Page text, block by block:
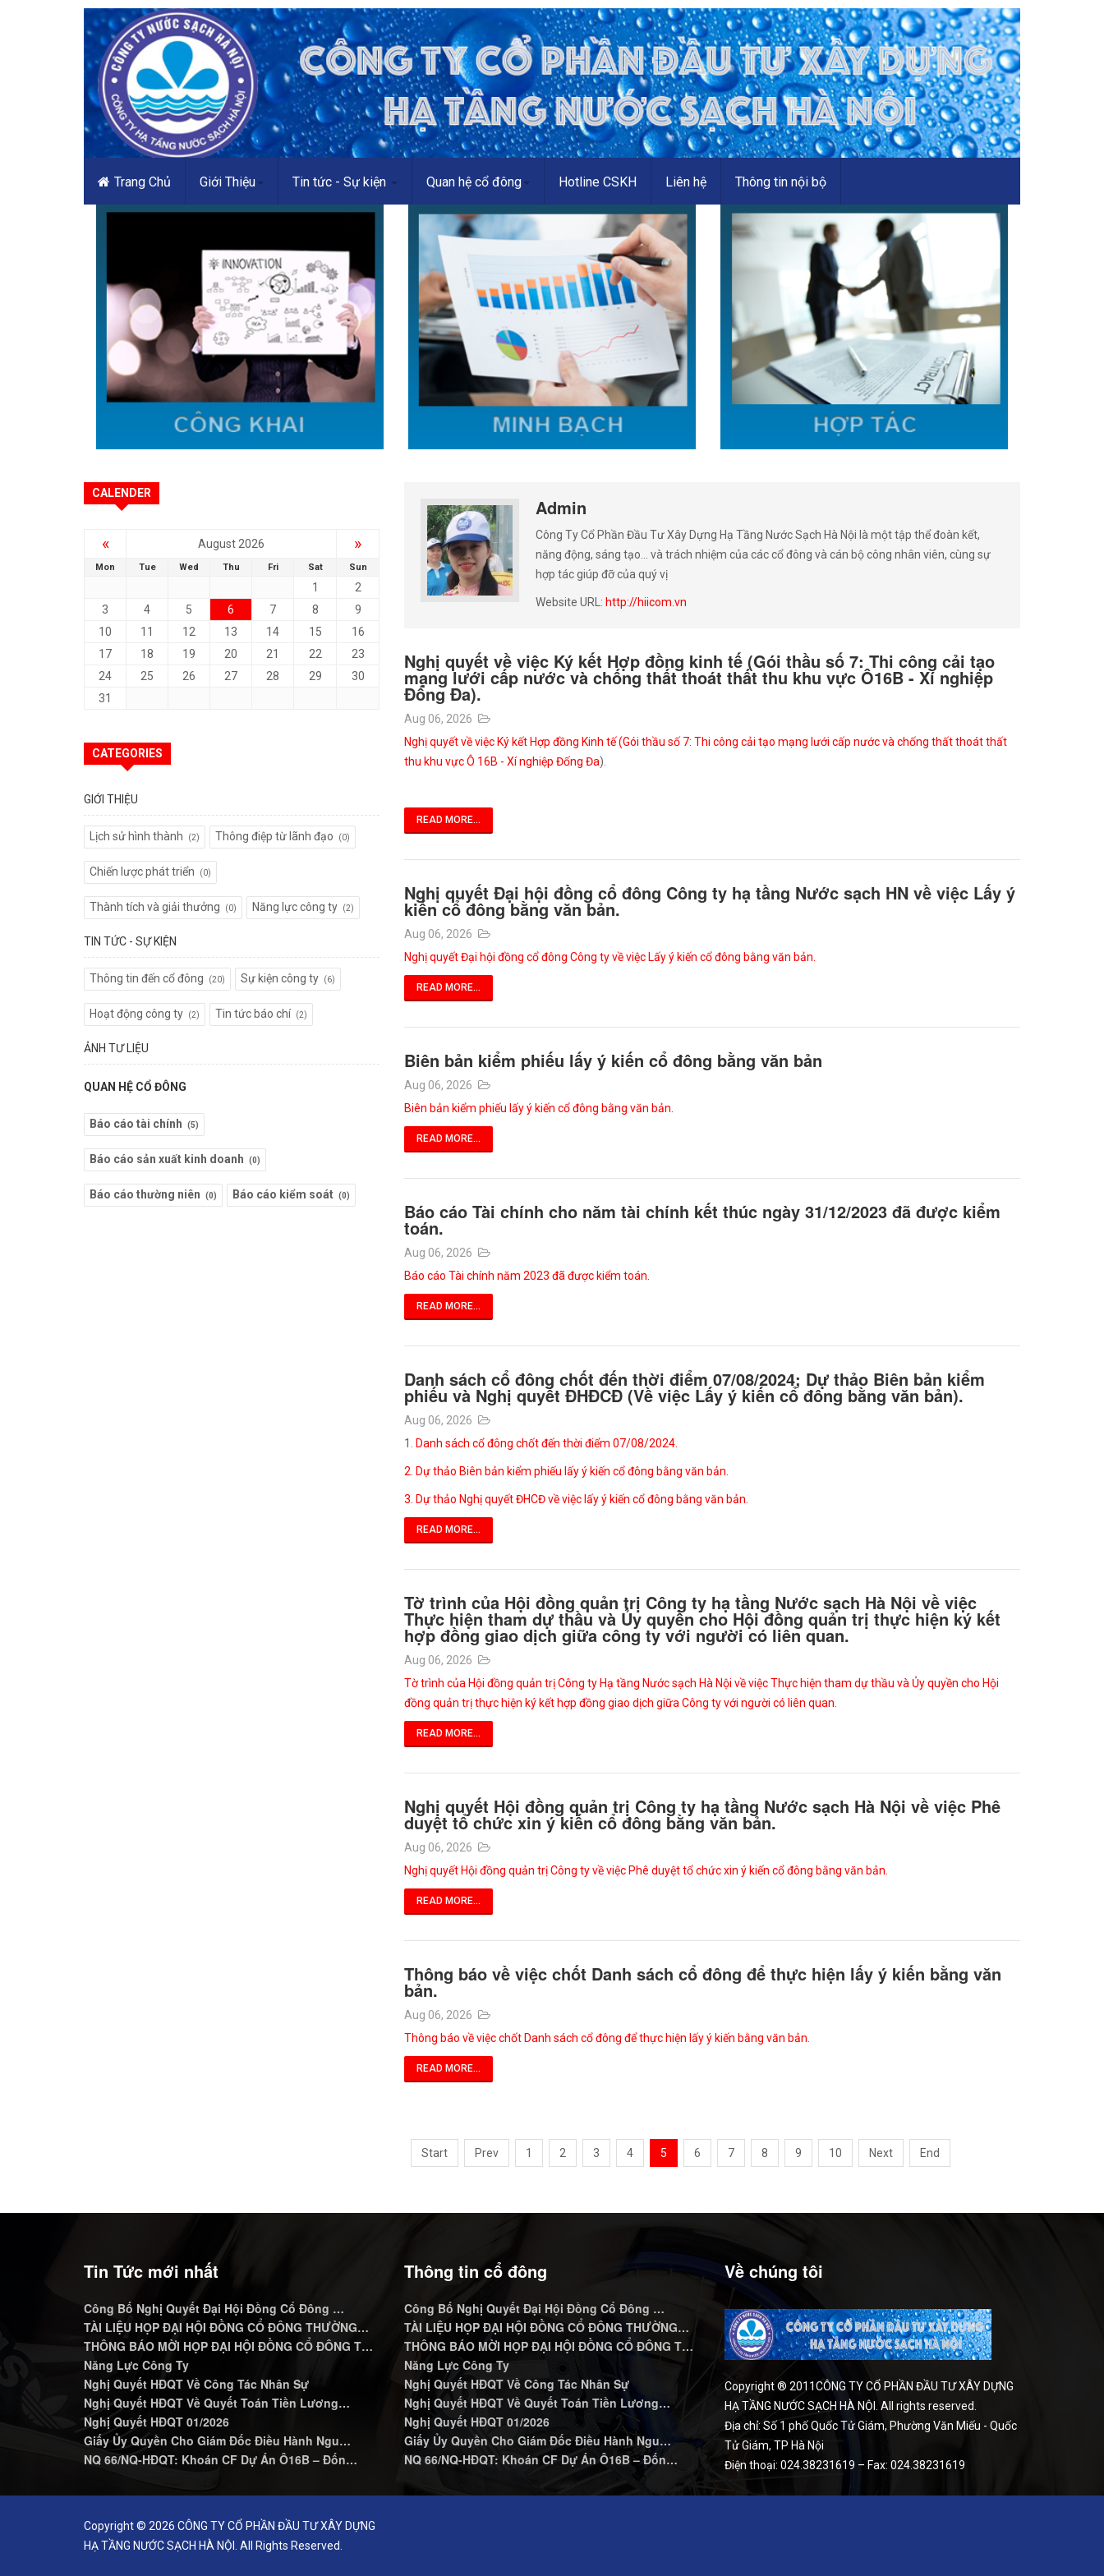
Trang Chủ Giới Thiệu Tin tức - Sự kiện Quan hệ cổ đông Hotline CSKH Liên hệ Thông tin nội bộ
Admin
Công Ty Cổ Phần Đầu Tư Xây Dựng Hạ Tầng Nước Sạch Hà Nội là một tập thể đoàn kết,
năng động, sáng tạo… và trách nhiệm của các cổ đông và cán bộ công nhân viên, cùng sự
hợp tác giúp đỡ của quý vị
Website URL: http://hiicom.vn
Nghị quyết về việc Ký kết Hợp đồng kinh tế (Gói thầu số 7: Thi công cải tạo
mạng lưới cấp nước và chống thất thoát thất thu khu vực Ô16B - Xí nghiệp
Đống Đa).
Aug 06, 2026
Nghị quyết về việc Ký kết Hợp đồng Kinh tế (Gói thầu số 7: Thi công cải tạo mạng lưới cấp nước và chống thất thoát thất
thu khu vực Ô 16B - Xí nghiệp Đống Đa).
READ MORE...
Nghị quyết Đại hội đồng cổ đông Công ty hạ tầng Nước sạch HN về việc Lấy ý
kiến cổ đông bằng văn bản.
Aug 06, 2026
Nghị quyết Đại hội đồng cổ đông Công ty về việc Lấy ý kiến cổ đông bằng văn bản.
READ MORE...
Biên bản kiểm phiếu lấy ý kiến cổ đông bằng văn bản
Aug 06, 2026
Biên bản kiểm phiếu lấy ý kiến cổ đông bằng văn bản.
READ MORE...
Báo cáo Tài chính cho năm tài chính kết thúc ngày 31/12/2023 đã được kiểm
toán.
Aug 06, 2026
Báo cáo Tài chính năm 2023 đã được kiểm toán.
READ MORE...
Danh sách cổ đông chốt đến thời điểm 07/08/2024; Dự thảo Biên bản kiểm
phiếu và Nghị quyết ĐHĐCĐ (Về việc Lấy ý kiến cổ đông bằng văn bản).
Aug 06, 2026
1.
Danh sách cổ đông chốt đến thời điểm 07/08/2024.
2. Dự thảo Biên bản kiểm phiếu lấy ý kiến cổ đông bằng văn bản.
3. Dự thảo Nghị quyết ĐHCĐ về việc lấy ý kiến cổ đông bằng văn bản.
READ MORE...
Tờ trình của Hội đồng quản trị Công ty hạ tầng Nước sạch Hà Nội về việc
Thực hiện tham dự thầu và Ủy quyền cho Hội đồng quản trị thực hiện ký kết
hợp đồng giao dịch giữa công ty với người có liên quan.
Aug 06, 2026
Tờ trình của Hội đồng quản trị Công ty Hạ tầng Nước sạch Hà Nội về việc Thực hiện tham dự thầu và Ủy quyền cho Hội
đồng quản trị thực hiện ký kết hợp đồng giao dịch giữa Công ty với người có liên quan.
READ MORE...
Nghị quyết Hội đồng quản trị Công ty hạ tầng Nước sạch Hà Nội về việc Phê
duyệt tổ chức xin ý kiến cổ đông bằng văn bản.
Aug 06, 2026
Nghị quyết Hội đồng quản trị Công ty về việc Phê duyệt tổ chức xin ý kiến cổ đông bằng văn bản.
READ MORE...
Thông báo về việc chốt Danh sách cổ đông để thực hiện lấy ý kiến bằng văn
bản.
Aug 06, 2026
Thông báo về việc chốt Danh sách cổ đông để thực hiện lấy ý kiến bằng văn bản.
READ MORE...
Start Prev 1 2 3 4 5 6 7 8 9 10 Next End
CALENDER
« August 2026 »
Mon Tue Wed Thu Fri Sat Sun
1
2
3
4 5 6 7 8
9
10
11 12 13 14 15
16
17
18 19 20 21 22
23
24
25 26 27 28 29
30
31
CATEGORIES
GIỚI THIỆU
Lịch sử hình thành (2) Thông điệp từ lãnh đạo (0)
Chiến lược phát triển (0)
Thành tích và giải thưởng (0) Năng lực công ty (2)
TIN TỨC - SỰ KIỆN
Thông tin đến cổ đông (20) Sự kiện công ty (6)
Hoạt động công ty (2) Tin tức báo chí (2)
ẢNH TƯ LIỆU
QUAN HỆ CỔ ĐÔNG
Báo cáo tài chính (5)
Báo cáo sản xuất kinh doanh (0)
Báo cáo thường niên (0) Báo cáo kiểm soát (0)
Tin Tức mới nhất
Công Bố Nghị Quyết Đại Hội Đồng Cổ Đông …
TÀI LIỆU HỌP ĐẠI HỘI ĐỒNG CỔ ĐÔNG THƯỜNG…
THÔNG BÁO MỜI HỌP ĐẠI HỘI ĐỒNG CỔ ĐÔNG T…
Năng Lực Công Ty
Nghị Quyết HĐQT Về Công Tác Nhân Sự
Nghị Quyết HĐQT Về Quyết Toán Tiền Lương…
Nghị Quyết HĐQT 01/2026
Giấy Ủy Quyền Cho Giám Đốc Điều Hành Ngu…
NQ 66/NQ-HĐQT: Khoán CF Dự Án Ô16B – Đốn…
Thông tin cổ đông
Công Bố Nghị Quyết Đại Hội Đồng Cổ Đông …
TÀI LIỆU HỌP ĐẠI HỘI ĐỒNG CỔ ĐÔNG THƯỜNG…
THÔNG BÁO MỜI HỌP ĐẠI HỘI ĐỒNG CỔ ĐÔNG T…
Năng Lực Công Ty
Nghị Quyết HĐQT Về Công Tác Nhân Sự
Nghị Quyết HĐQT Về Quyết Toán Tiền Lương…
Nghị Quyết HĐQT 01/2026
Giấy Ủy Quyền Cho Giám Đốc Điều Hành Ngu…
NQ 66/NQ-HĐQT: Khoán CF Dự Án Ô16B – Đốn…
Về chúng tôi
Copyright ® 2011CÔNG TY CỔ PHẦN ĐẦU TƯ XÂY DỰNG
HẠ TẦNG NƯỚC SẠCH HÀ NỘI. All rights reserved.
Địa chỉ: Số 1 phố Quốc Tử Giám, Phường Văn Miếu - Quốc
Tử Giám, TP Hà Nội
Điện thoại: 024.38231619 – Fax: 024.38231619
Copyright © 2026 CÔNG TY CỔ PHẦN ĐẦU TƯ XÂY DỰNG
HẠ TẦNG NƯỚC SẠCH HÀ NỘI. All Rights Reserved.